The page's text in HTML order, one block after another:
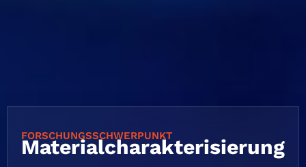
FORSCHUNGSSCHWERPUNKT
Material­charakterisierung